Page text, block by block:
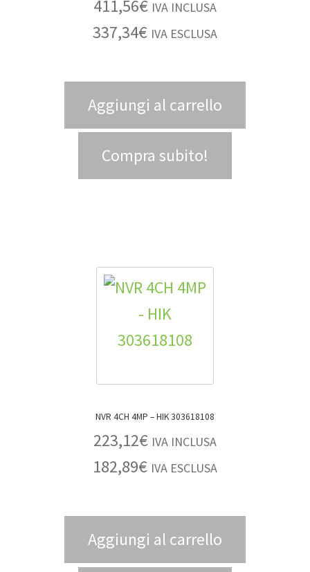
411,56€ IVA INCLUSA
337,34€ IVA ESCLUSA
Aggiungi al carrello
Compra subito!
NVR 4CH 4MP – HIK 303618108
223,12€ IVA INCLUSA
182,89€ IVA ESCLUSA
Aggiungi al carrello